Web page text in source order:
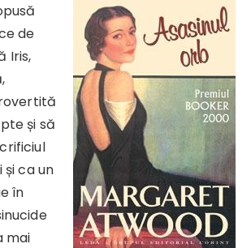
de
Iris,
și să
și ca un
în
mai